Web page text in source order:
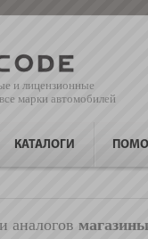
и лицензионные
марки автомобилей
КАТАЛОГИ
аналогов